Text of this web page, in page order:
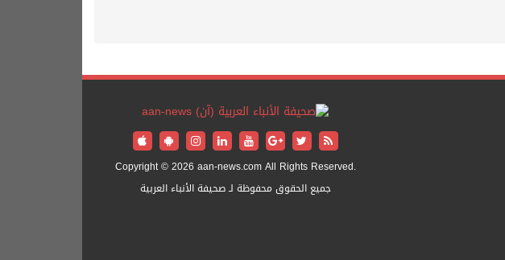
Copyright © 2026 aan-news.com All Rights Reserved.
جميع الحقوق محفوظة لـ صحيفة الأنباء العربية